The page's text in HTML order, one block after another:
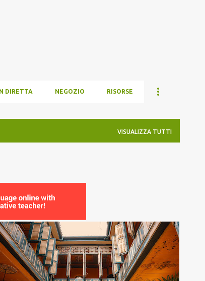
DIRETTA NEGOZIO RISORSE
VISUALIZZA TUTTI
BATAK GIAVANESE INDONESIA +1